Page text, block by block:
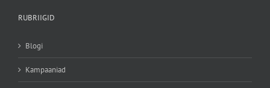
RUBRIIGID
Blogi
Kampaaniad